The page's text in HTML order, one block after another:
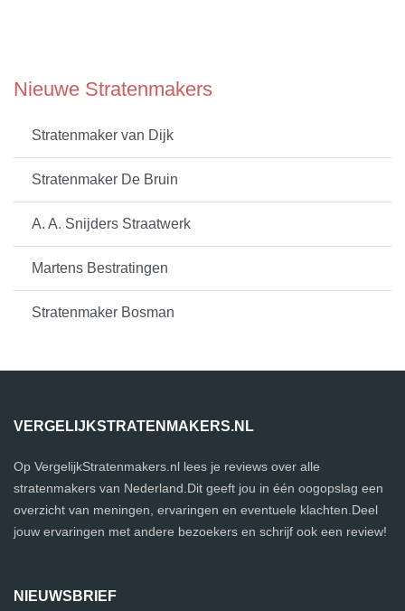
Nieuwe Stratenmakers
Stratenmaker van Dijk
Stratenmaker De Bruin
A. A. Snijders Straatwerk
Martens Bestratingen
Stratenmaker Bosman
VERGELIJKSTRATENMAKERS.NL
Op VergelijkStratenmakers.nl lees je reviews over alle
stratenmakers van Nederland.Dit geeft jou in één oogopslag een
overzicht van meningen, ervaringen en eventuele klachten.Deel
jouw ervaringen met andere bezoekers en schrijf ook een review!
NIEUWSBRIEF